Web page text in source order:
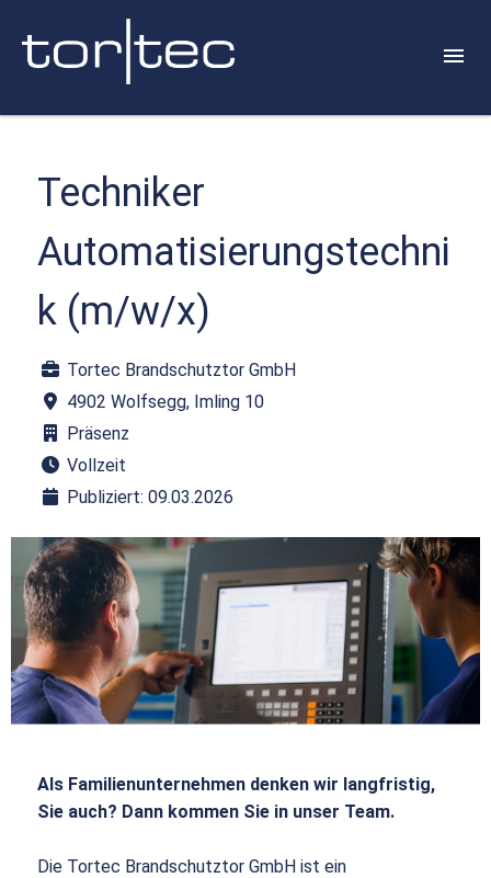
Techniker
Automatisierungstechni
k (m/w/x)
Tortec Brandschutztor GmbH
4902 Wolfsegg, Imling 10
Präsenz
Vollzeit
Publiziert: 09.03.2026
Als Familienunternehmen denken wir langfristig,
Sie auch? Dann kommen Sie in unser Team.
Die Tortec Brandschutztor GmbH ist ein